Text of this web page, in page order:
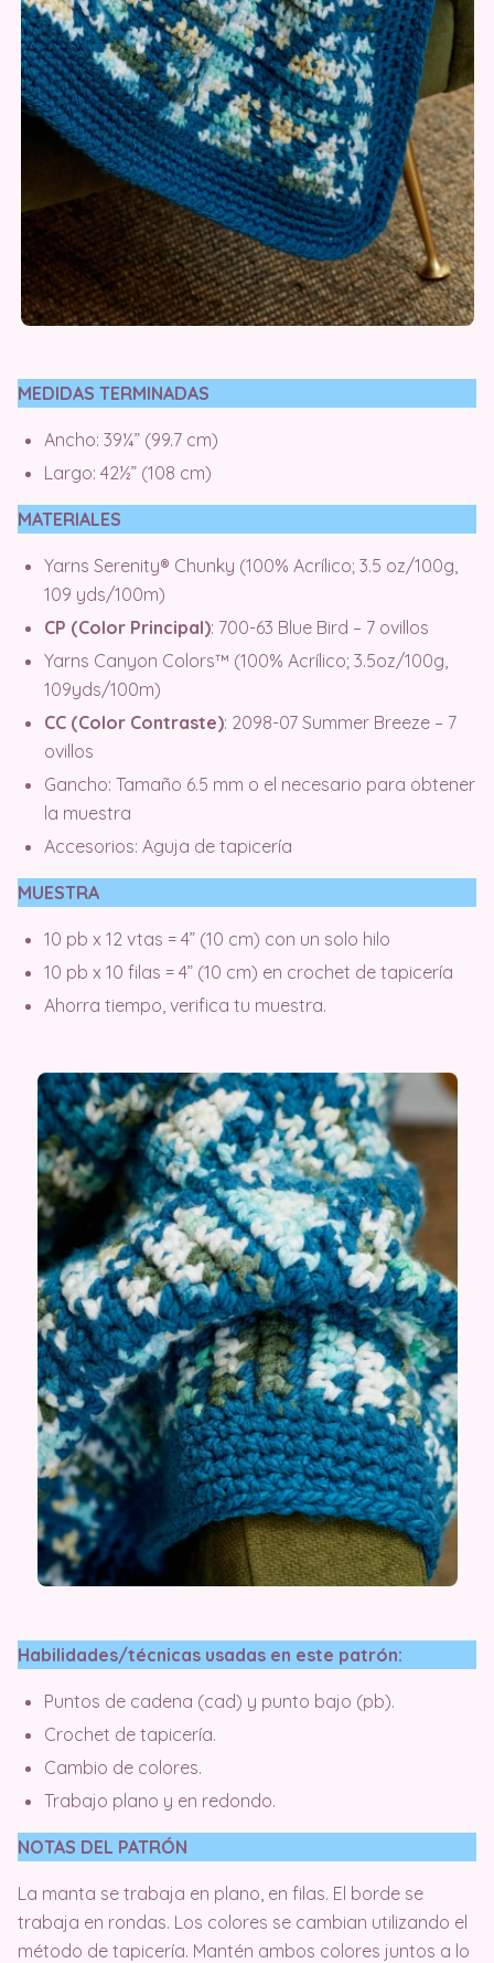
MEDIDAS TERMINADAS
Ancho: 39¼” (99.7 cm)
Largo: 42½” (108 cm)
MATERIALES
Yarns Serenity® Chunky (100% Acrílico; 3.5 oz/100g,
109 yds/100m)
CP (Color Principal): 700-63 Blue Bird – 7 ovillos
Yarns Canyon Colors™ (100% Acrílico; 3.5oz/100g,
109yds/100m)
CC (Color Contraste): 2098-07 Summer Breeze – 7
ovillos
Gancho: Tamaño 6.5 mm o el necesario para obtener
la muestra
Accesorios: Aguja de tapicería
MUESTRA
10 pb x 12 vtas = 4” (10 cm) con un solo hilo
10 pb x 10 filas = 4” (10 cm) en crochet de tapicería
Ahorra tiempo, verifica tu muestra.
Habilidades/técnicas usadas en este patrón:
Puntos de cadena (cad) y punto bajo (pb).
Crochet de tapicería.
Cambio de colores.
Trabajo plano y en redondo.
NOTAS DEL PATRÓN
La manta se trabaja en plano, en filas. El borde se
trabaja en rondas. Los colores se cambian utilizando el
método de tapicería. Mantén ambos colores juntos a lo